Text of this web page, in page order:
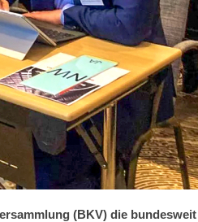
(BKV) die bundesweit